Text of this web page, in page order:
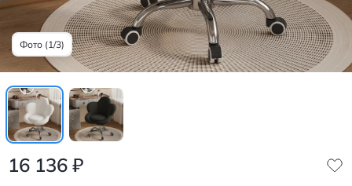
Фото (1/3)
16 136 ₽